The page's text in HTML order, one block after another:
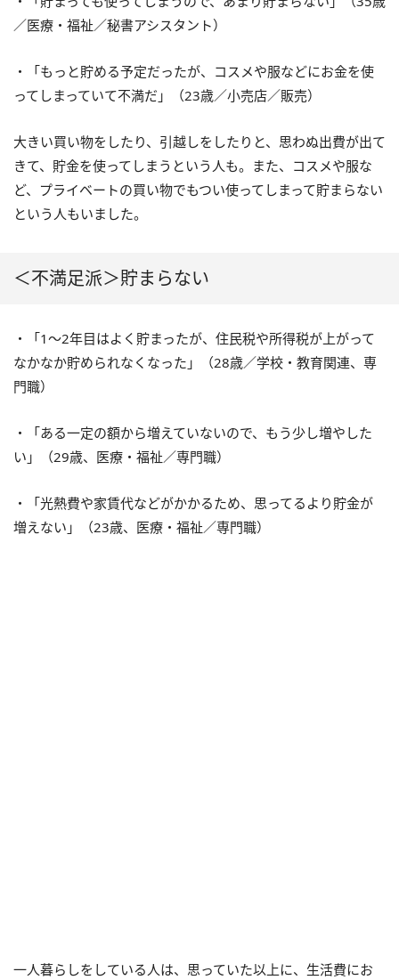
／医療・福祉／秘書アシスタント）
・「もっと貯める予定だったが、コスメや服などにお金を使
ってしまっていて不満だ」（23歳／小売店／販売）
大きい買い物をしたり、引越しをしたりと、思わぬ出費が出て
きて、貯金を使ってしまうという人も。また、コスメや服な
ど、プライベートの買い物でもつい使ってしまって貯まらない
という人もいました。
＜不満足派＞貯まらない
・「1～2年目はよく貯まったが、住民税や所得税が上がって
なかなか貯められなくなった」（28歳／学校・教育関連、専
門職）
・「ある一定の額から増えていないので、もう少し増やした
い」（29歳、医療・福祉／専門職）
・「光熱費や家賃代などがかかるため、思ってるより貯金が
増えない」（23歳、医療・福祉／専門職）
一人暮らしをしている人は、思っていた以上に、生活費にお